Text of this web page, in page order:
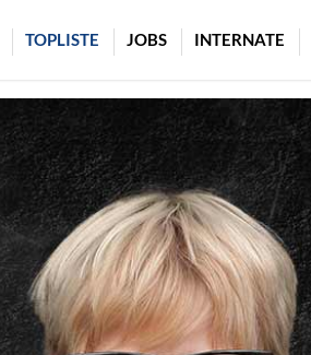
TOPLISTE JOBS INTERNATE